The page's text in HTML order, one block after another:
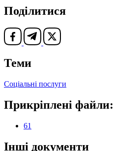
Поділитися
Теми
Соціальні послуги
Прикріплені файли:
61
Інші документи